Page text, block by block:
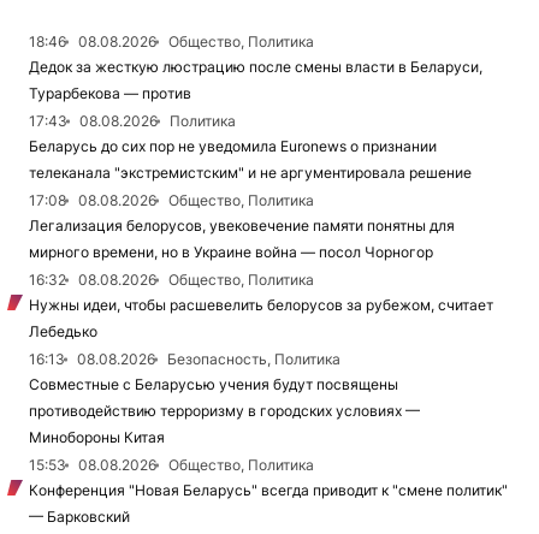
18:46 08.08.2026
Общество, Политика
Дедок за жесткую люстрацию после смены власти в Беларуси,
Турарбекова — против
17:43
08.08.2026
Политика
Беларусь до сих пор не уведомила Euronews о признании
телеканала "экстремистским" и не аргументировала решение
17:08
08.08.2026
Общество, Политика
Легализация белорусов, увековечение памяти понятны для
мирного времени, но в Украине война — посол Чорногор
16:32
08.08.2026
Общество, Политика
Нужны идеи, чтобы расшевелить белорусов за рубежом, считает
Лебедько
16:13
08.08.2026
Безопасность, Политика
Совместные с Беларусью учения будут посвящены
противодействию терроризму в городских условиях —
Минобороны Китая
15:53
08.08.2026
Общество, Политика
Конференция "Новая Беларусь" всегда приводит к "смене политик"
— Барковский